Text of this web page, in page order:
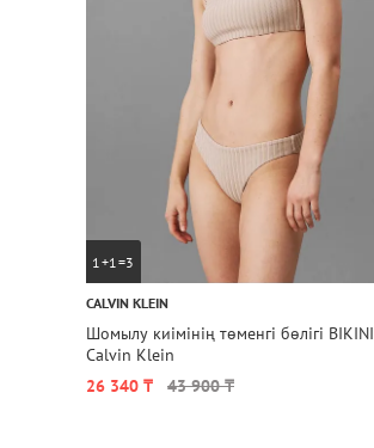
1+1=3
CALVIN KLEIN
Шомылу киімінің төменгі бөлігі BIKINI
Calvin Klein
26 340 ₸
43 900 ₸